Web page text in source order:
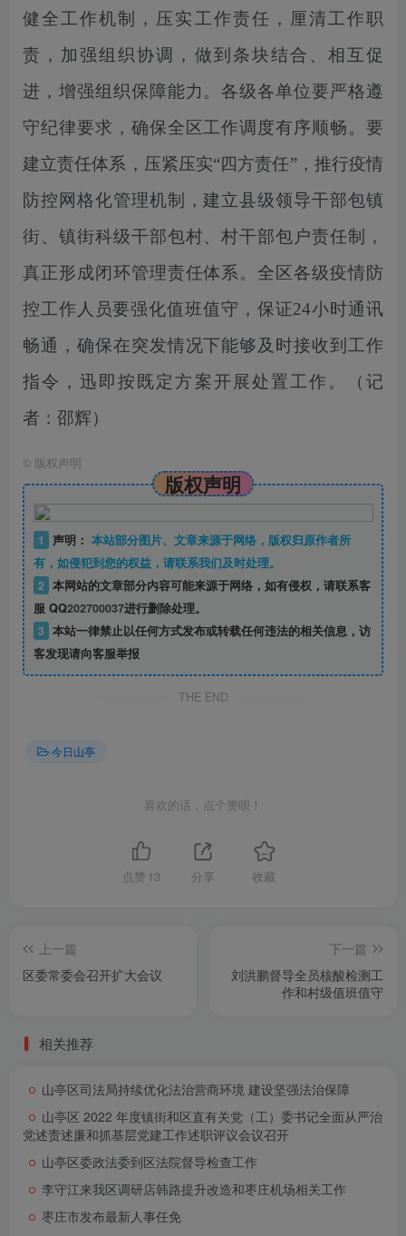
健全工作机制，压实工作责任，厘清工作职
责，加强组织协调，做到条块结合、相互促
进，增强组织保障能力。各级各单位要严格遵
守纪律要求，确保全区工作调度有序顺畅。要
建立责任体系，压紧压实“四方责任”，推行疫情
防控网格化管理机制，建立县级领导干部包镇
街、镇街科级干部包村、村干部包户责任制，
真正形成闭环管理责任体系。全区各级疫情防
控工作人员要强化值班值守，保证24小时通讯
畅通，确保在突发情况下能够及时接收到工作
指令，迅即按既定方案开展处置工作。
（记
者：邵辉）
© 版权声明
版权声明
1 声明： 本站部分图片、文章来源于网络，版权归原作者所
有，如侵犯到您的权益，请联系我们及时处理。
2 本网站的文章部分内容可能来源于网络，如有侵权，请联系客
服 QQ202700037进行删除处理。
3 本站一律禁止以任何方式发布或转载任何违法的相关信息，访
客发现请向客服举报
THE END
今日山亭
喜欢的话，点个赞呗！
点赞 13 分享 收藏
上一篇
区委常委会召开扩大会议
下一篇
刘洪鹏督导全员核酸检测工
作和村级值班值守
相关推荐
山亭区司法局持续优化法治营商环境 建设坚强法治保障
山亭区 2022 年度镇街和区直有关党（工）委书记全面从严治
党述责述廉和抓基层党建工作述职评议会议召开
山亭区委政法委到区法院督导检查工作
李守江来我区调研店韩路提升改造和枣庄机场相关工作
枣庄市发布最新人事任免